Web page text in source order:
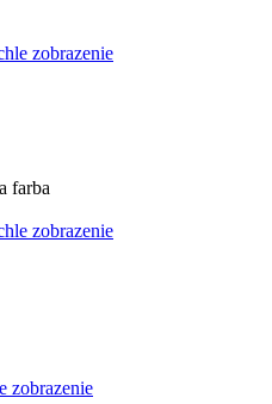
zobrazenie
zobrazenie
zobrazenie